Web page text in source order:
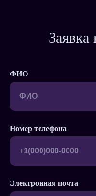
Заявка
ФИО
Номер телефона
Электронная почта